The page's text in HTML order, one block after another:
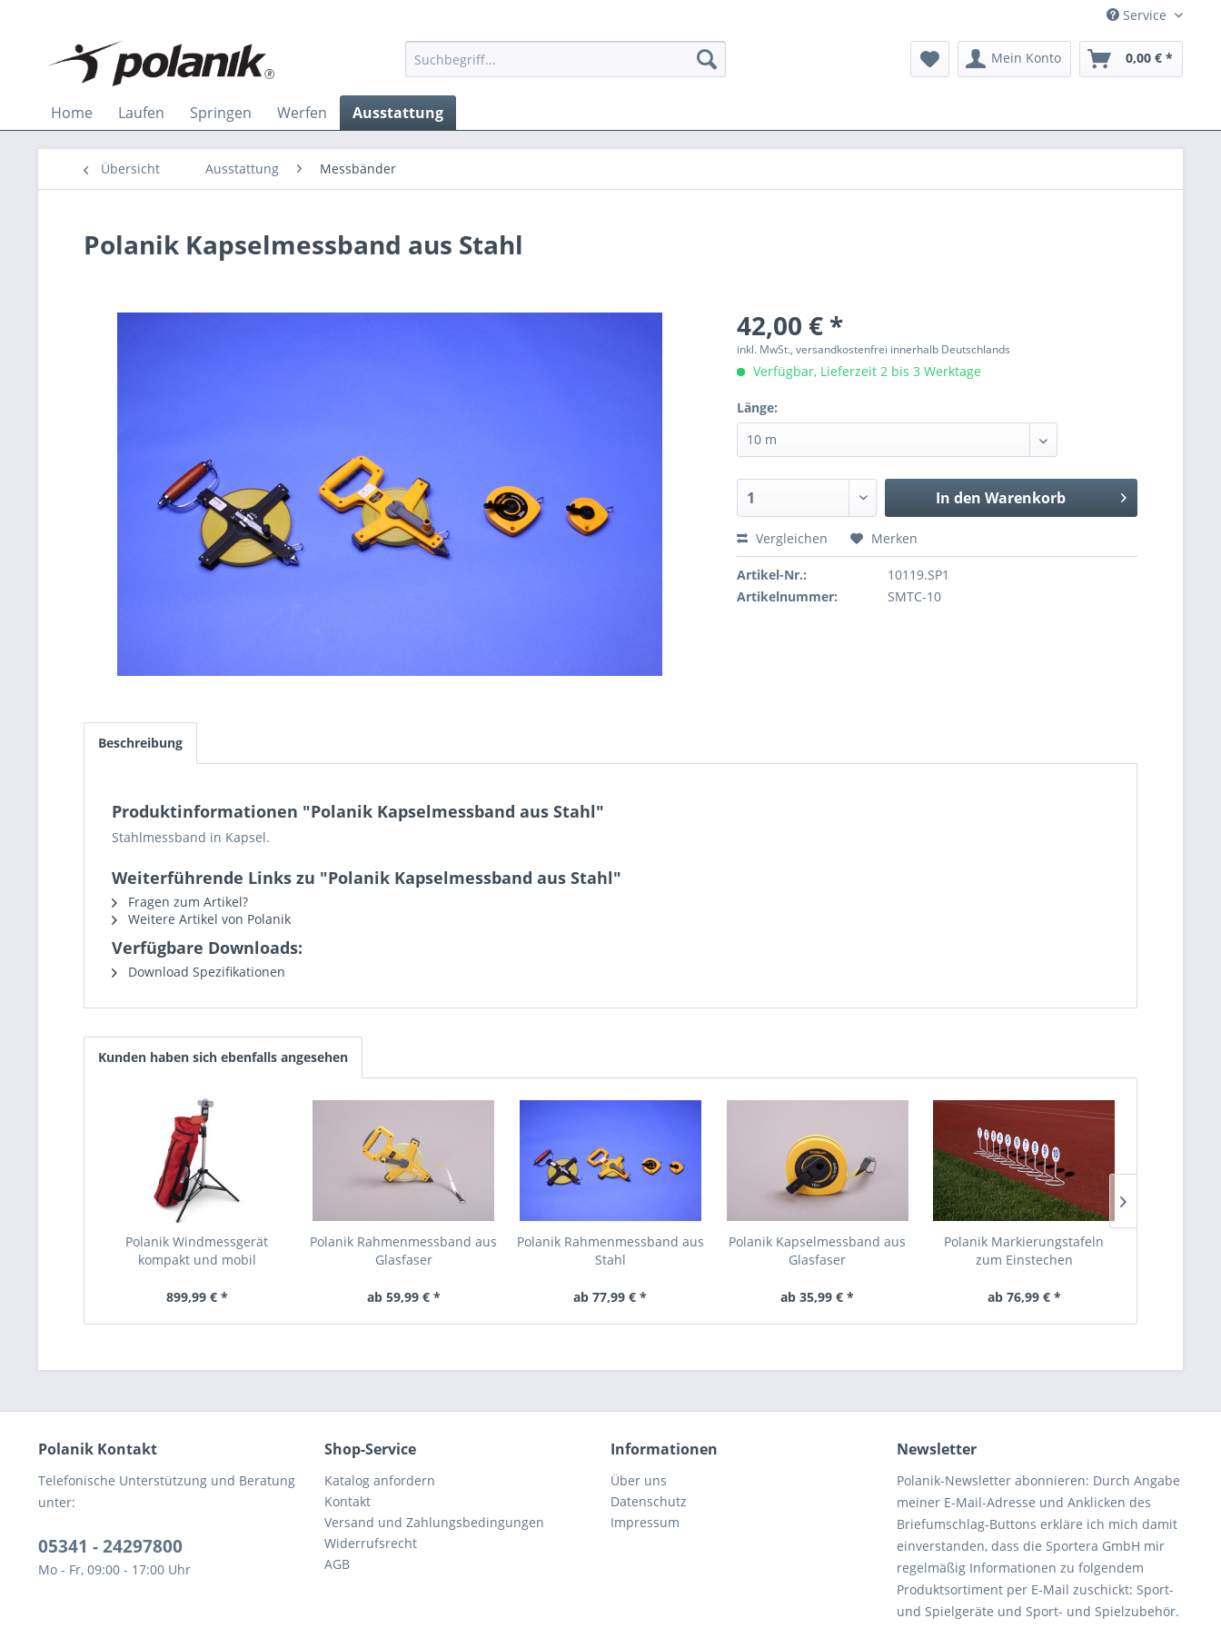
Service
Mein Konto 0,00 € *
Home Laufen Springen Werfen Ausstattung
Übersicht Ausstattung Messbänder
Polanik Kapselmessband aus Stahl
42,00 € *
inkl. MwSt., versandkostenfrei innerhalb Deutschlands
Verfügbar, Lieferzeit 2 bis 3 Werktage
Länge:
In den Warenkorb
Vergleichen Merken
Artikel-Nr.:
10119.SP1
Artikelnummer:
SMTC-10
Beschreibung
Produktinformationen "Polanik Kapselmessband aus Stahl"
Stahlmessband in Kapsel.
Weiterführende Links zu "Polanik Kapselmessband aus Stahl"
Fragen zum Artikel?
Weitere Artikel von Polanik
Verfügbare Downloads:
Download Spezifikationen
Kunden haben sich ebenfalls angesehen
Polanik Windmessgerät
kompakt und mobil
899,99 € *
Polanik Rahmenmessband aus
Glasfaser
ab 59,99 € *
Polanik Rahmenmessband aus
Stahl
ab 77,99 € *
Polanik Kapselmessband aus
Glasfaser
ab 35,99 € *
Polanik Markierungstafeln
zum Einstechen
ab 76,99 € *
Polanik Kontakt
Telefonische Unterstützung und Beratung
unter:
05341 - 24297800
Mo - Fr, 09:00 - 17:00 Uhr
Shop-Service
Katalog anfordern
Kontakt
Versand und Zahlungsbedingungen
Widerrufsrecht
AGB
Informationen
Über uns
Datenschutz
Impressum
Newsletter
Polanik-Newsletter abonnieren: Durch Angabe
meiner E-Mail-Adresse und Anklicken des
Briefumschlag-Buttons erkläre ich mich damit
einverstanden, dass die Sportera GmbH mir
regelmäßig Informationen zu folgendem
Produktsortiment per E-Mail zuschickt: Sport-
und Spielgeräte und Sport- und Spielzubehör.